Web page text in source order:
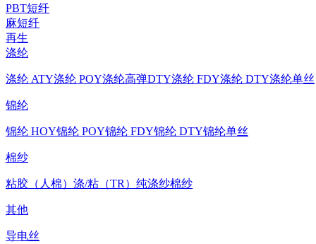
PBT短纤
麻短纤
再生
涤纶
涤纶 ATY涤纶 POY涤纶高弹DTY涤纶 FDY涤纶 DTY涤纶单丝
锦纶
锦纶 HOY锦纶 POY锦纶 FDY锦纶 DTY锦纶单丝
棉纱
粘胶（人棉） 涤/粘（TR） 纯涤纱棉纱
其他
导电丝